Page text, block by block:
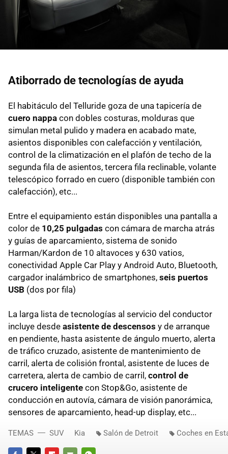
Atiborrado de tecnologías de ayuda
El habitáculo del Telluride goza de una tapicería de
cuero nappa con dobles costuras, molduras que
simulan metal pulido y madera en acabado mate,
asientos disponibles con calefacción y ventilación,
control de la climatización en el plafón de techo de la
segunda fila de asientos, tercera fila reclinable, volante
telescópico forrado en cuero (disponible también con
calefacción), etc...
Entre el equipamiento están disponibles una pantalla a
color de 10,25 pulgadas con cámara de marcha atrás
y guías de aparcamiento, sistema de sonido
Harman/Kardon de 10 altavoces y 630 vatios,
conectividad Apple Car Play y Android Auto, Bluetooth,
cargador inalámbrico de smartphones, seis puertos
USB (dos por fila)
La larga lista de tecnologías al servicio del conductor
incluye desde asistente de descensos y de arranque
en pendiente, hasta asistente de ángulo muerto, alerta
de tráfico cruzado, asistente de mantenimiento de
carril, alerta de colisión frontal, asistente de luces de
carretera, alerta de cambio de carril, control de
crucero inteligente con Stop&Go, asistente de
conducción en autovía, cámara de visión panorámica,
sensores de aparcamiento, head-up display, etc...
TEMAS SUV Kia Salón de Detroit Coches en